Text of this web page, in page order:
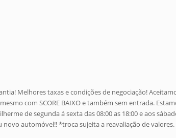
Melhores taxas e condições de negociação!
com SCORE BAIXO e também sem entrada.
de segunda á sexta das 08:00 as 18:00 e aos
novo automóvel!! *troca sujeita a reavaliação de valores.